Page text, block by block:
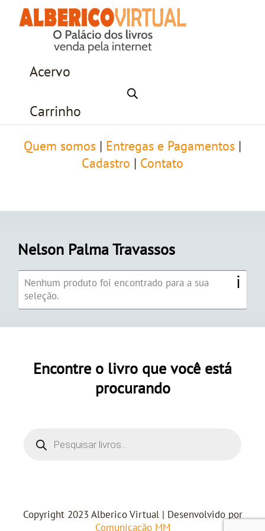
Acervo
Carrinho
Quem somos Entregas e Pagamentos
Cadastro
Contato
Nelson Palma Travassos
Nenhum produto foi encontrado para a sua
seleção.
Encontre o livro que você está
procurando
Copyright 2023 Alberico Virtual | Desenvolvido por
Comunicação MM